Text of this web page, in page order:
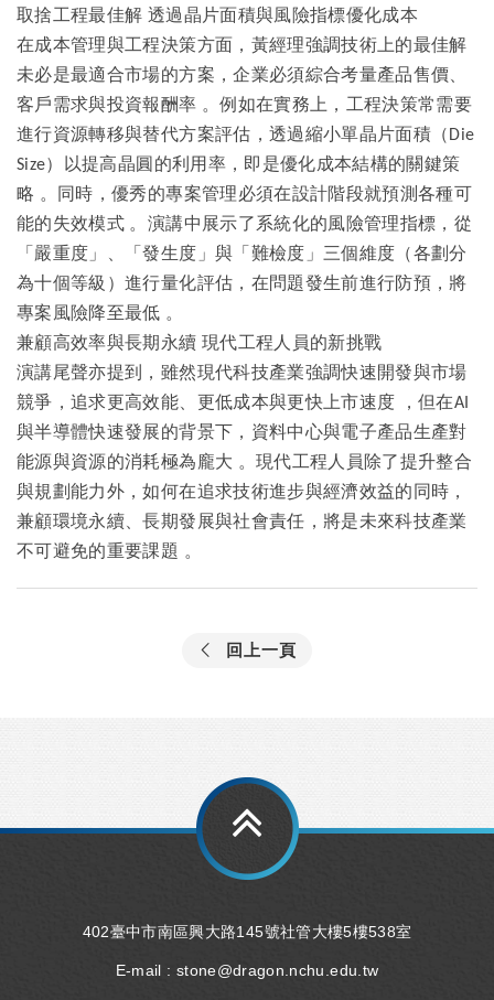
取捨工程最佳解 透過晶片面積與風險指標優化成本
在成本管理與工程決策方面，黃經理強調技術上的最佳解
未必是最適合市場的方案，企業必須綜合考量產品售價、
客戶需求與投資報酬率 。例如在實務上，工程決策常需要
進行資源轉移與替代方案評估，透過縮小單晶片面積（ Die
Size）以提高晶圓的利用率，即是優化成本結構的關鍵策
略 。同時，優秀的專案管理必須在設計階段就預測各種可
能的失效模式 。演講中展示了系統化的風險管理指標，從
「嚴重度」、「發生度」與「難檢度」三個維度（各劃分
為十個等級）進行量化評估，在問題發生前進行防預，將
專案風險降至最低 。
兼顧高效率與長期永續 現代工程人員的新挑戰
演講尾聲亦提到，雖然現代科技產業強調快速開發與市場
競爭，追求更高效能、更低成本與更快上市速度
，但在AI
與半導體快速發展的背景下，資料中心與電子產品生產對
能源與資源的消耗極為龐大 。現代工程人員除了提升整合
與規劃能力外，如何在追求技術進步與經濟效益的同時，
兼顧環境永續、長期發展與社會責任，將是未來科技產業
不可避免的重要課題 。
回上一頁
402臺中市南區興大路145號社管大樓5樓538室
E-mail : stone@dragon.nchu.edu.tw